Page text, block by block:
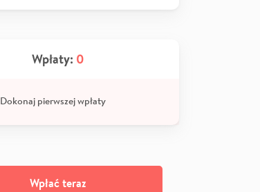
Wpłaty: 0
Dokonaj pierwszej wpłaty
Wpłać teraz